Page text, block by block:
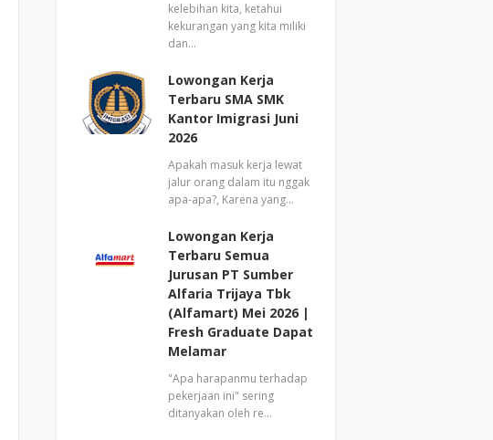
kelebihan kita, ketahui
kekurangan yang kita miliki
dan…
Lowongan Kerja
Terbaru SMA SMK
Kantor Imigrasi Juni
2026
Apakah masuk kerja lewat
jalur orang dalam itu nggak
apa-apa?, Karena yang…
Lowongan Kerja
Terbaru Semua
Jurusan PT Sumber
Alfaria Trijaya Tbk
(Alfamart) Mei 2026 |
Fresh Graduate Dapat
Melamar
"Apa harapanmu terhadap
pekerjaan ini" sering
ditanyakan oleh re…